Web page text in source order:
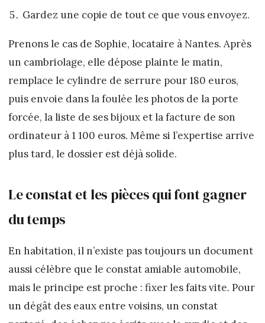
Gardez une copie de tout ce que vous envoyez.
Prenons le cas de Sophie, locataire à Nantes. Après
un cambriolage, elle dépose plainte le matin,
remplace le cylindre de serrure pour 180 euros,
puis envoie dans la foulée les photos de la porte
forcée, la liste de ses bijoux et la facture de son
ordinateur à 1 100 euros. Même si l’expertise arrive
plus tard, le dossier est déjà solide.
Le constat et les pièces qui font gagner
du temps
En habitation, il n’existe pas toujours un document
aussi célèbre que le constat amiable automobile,
mais le principe est proche : fixer les faits vite. Pour
un dégât des eaux entre voisins, un constat